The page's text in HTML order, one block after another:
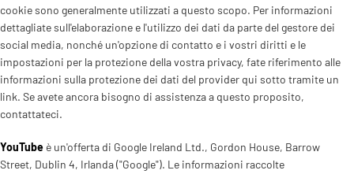
cookie sono generalmente utilizzati a questo scopo. Per informazioni
dettagliate sull'elaborazione e l'utilizzo dei dati da parte del gestore dei
social media, nonché un'opzione di contatto e i vostri diritti e le
impostazioni per la protezione della vostra privacy, fate riferimento alle
informazioni sulla protezione dei dati del provider qui sotto tramite un
link. Se avete ancora bisogno di assistenza a questo proposito,
contattateci.
YouTube è un'offerta di Google Ireland Ltd., Gordon House, Barrow
Street, Dublin 4, Irlanda ("Google"). Le informazioni raccolte